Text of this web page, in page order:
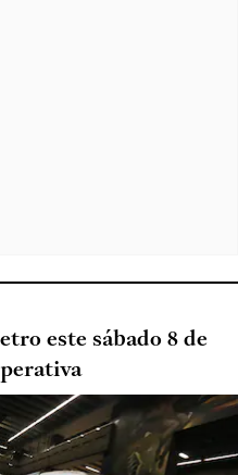
este sábado 8 de